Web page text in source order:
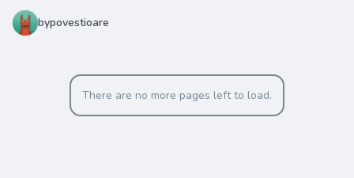
bypovestioare
There are no more pages left to load.